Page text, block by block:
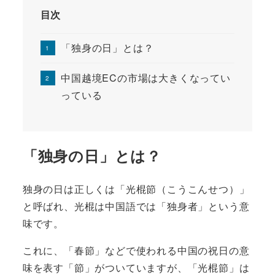
目次
「独身の日」とは？
中国越境ECの市場は大きくなってい
っている
「独身の日」とは？
独身の日は正しくは「光棍節（こうこんせつ）」
と呼ばれ、光棍は中国語では「独身者」という意
味です。
これに、「春節」などで使われる中国の祝日の意
味を表す「節」がついていますが、「光棍節」は